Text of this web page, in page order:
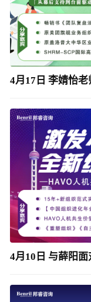
4月17日 李婧怡